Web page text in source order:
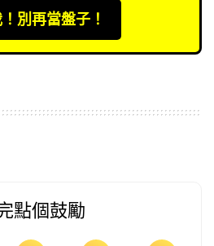
！別再當盤子！
點個鼓勵